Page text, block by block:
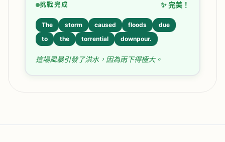
挑戰完成 ✨ 完美！
The storm caused floods
due
to
the torrential downpour.
這場風暴引發了洪水，因為雨下得極大。